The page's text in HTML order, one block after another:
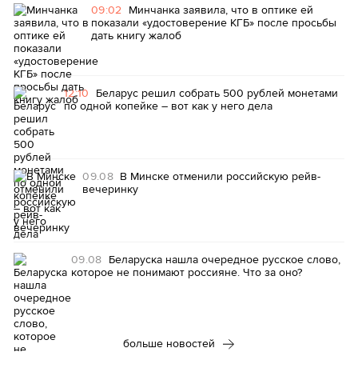
09:02 Минчанка заявила, что в оптике ей
показали «удостоверение КГБ» после просьбы
дать книгу жалоб
12:10 Беларус решил собрать 500 рублей монетами
по одной копейке – вот как у него дела
09.08 В Минске отменили российскую рейв-
вечеринку
09.08 Беларуска нашла очередное русское слово,
которое не понимают россияне. Что за оно?
больше новостей